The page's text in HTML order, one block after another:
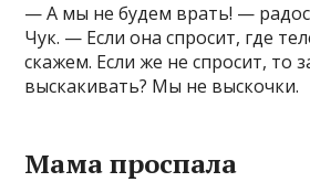
— А мы не будем врать! —
Чук. — Если она спросит, где
скажем. Если же не спросит, то
выскакивать? Мы не выскочки.
Мама проспала